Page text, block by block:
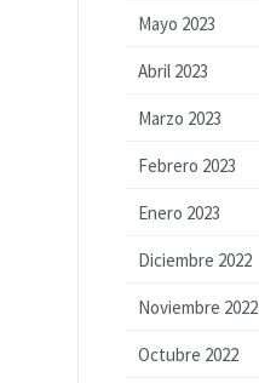
Mayo 2023
Abril 2023
Marzo 2023
Febrero 2023
Enero 2023
Diciembre 2022
Noviembre 2022
Octubre 2022